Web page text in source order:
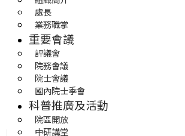
處長
業務職掌
重要會議
評議會
院務會議
院士會議
國內院士季會
科普推廣及活動
院區開放
中研講堂